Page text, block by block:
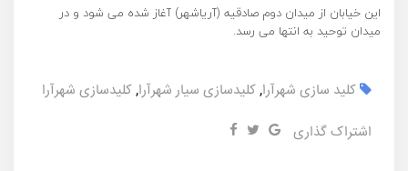
این خیابان از میدان دوم صادقیه (آریاشهر) آغاز شده می شود و در
میدان توحید به انتها می رسد.
کلید سازی شهرآرا,کلیدسازی سیار شهرآرا,کلیدسازی شهرآرا
اشتراک گذاری